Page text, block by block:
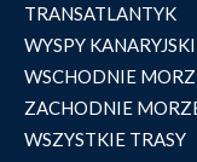
TRANSATLANTYK
WYSPY
WSCHODNIE
ZACHODNIE
WSZYSTKIE TRASY